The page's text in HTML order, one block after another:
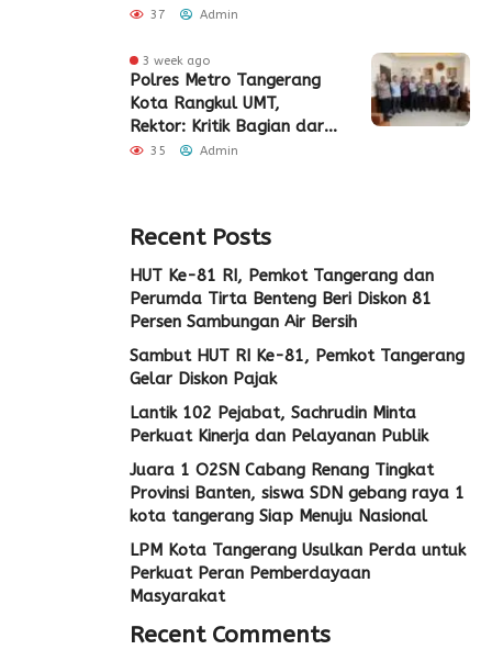
Pembangunan Eks Pabrik
37 Admin
3 week ago
Polres Metro Tangerang
Kota Rangkul UMT,
Rektor: Kritik Bagian dari
Demokrasi
35 Admin
Recent Posts
HUT Ke-81 RI, Pemkot Tangerang dan
Perumda Tirta Benteng Beri Diskon 81
Persen Sambungan Air Bersih
Sambut HUT RI Ke-81, Pemkot Tangerang
Gelar Diskon Pajak
Lantik 102 Pejabat, Sachrudin Minta
Perkuat Kinerja dan Pelayanan Publik
Juara 1 O2SN Cabang Renang Tingkat
Provinsi Banten, siswa SDN gebang raya 1
kota tangerang Siap Menuju Nasional
LPM Kota Tangerang Usulkan Perda untuk
Perkuat Peran Pemberdayaan
Masyarakat
Recent Comments